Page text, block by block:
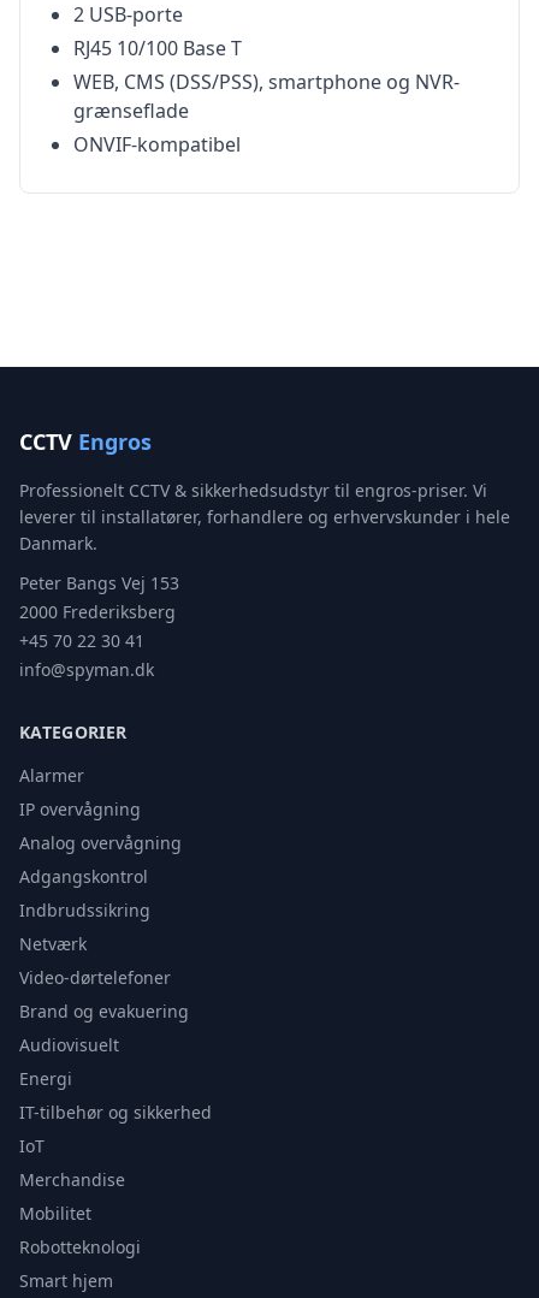
2 USB-porte
RJ45 10/100 Base T
WEB, CMS (DSS/PSS), smartphone og NVR-
grænseflade
ONVIF-kompatibel
CCTV Engros
Professionelt CCTV & sikkerhedsudstyr til engros-priser. Vi
leverer til installatører, forhandlere og erhvervskunder i hele
Danmark.
Peter Bangs Vej 153
2000 Frederiksberg
+45 70 22 30 41
info@spyman.dk
KATEGORIER
Alarmer
IP overvågning
Analog overvågning
Adgangskontrol
Indbrudssikring
Netværk
Video-dørtelefoner
Brand og evakuering
Audiovisuelt
Energi
IT-tilbehør og sikkerhed
IoT
Merchandise
Mobilitet
Robotteknologi
Smart hjem